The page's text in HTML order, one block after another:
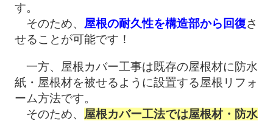
す。
そのため、
屋根の耐久性を構造部から回復さ
せることが可能です！
一方、屋根カバー工事は既存の屋根材に防水
紙・屋根材を被せるように設置する屋根リフォ
ーム方法です。
そのため、
屋根カバー工法では屋根材・防水